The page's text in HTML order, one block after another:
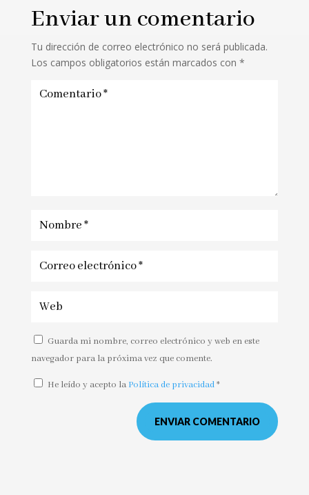
Enviar un comentario
Tu dirección de correo electrónico no será publicada.
Los campos obligatorios están marcados con *
Guarda mi nombre, correo electrónico y web en este
navegador para la próxima vez que comente.
He leído y acepto la Política de privacidad*
ENVIAR COMENTARIO